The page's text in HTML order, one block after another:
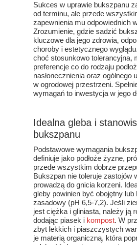
Sukces w uprawie bukszpanu
od terminu, ale przede
zapewnienia mu odpowiednich
Zrozumienie, gdzie sadzić
kluczowe dla jego zdrowia,
choroby i estetycznego
choć stosunkowo tolerancyjna,
preferencje co do rodzaju
nasłonecznienia oraz ogólnego
w ogrodowej przestrzeni.
wymagań to inwestycja w jego
Idealna gleba i
bukszpanu
Podstawowe wymagania
definiuje jako podłoże żyzne,
przede wszystkim dobrze
Bukszpan nie toleruje zastojów
prowadzą do gnicia korzeni.
gleby powinien być obojętny lub
zasadowy (pH 6,5-7,2). Jeśli
jest ciężka i gliniasta, należy ją
dodając piasek i kompost. W
zbyt lekkich i piaszczystych
je materią organiczną, która